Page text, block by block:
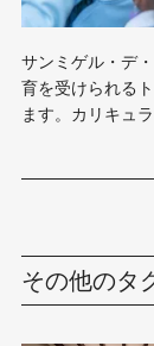
サンミゲル・デ
育を受けられる
ます。カリキュ
その他のタ